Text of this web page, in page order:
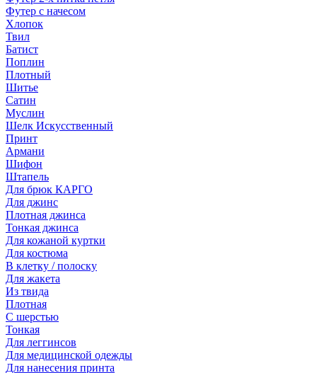
Футер с начесом
Хлопок
Твил
Батист
Поплин
Плотный
Шитье
Сатин
Муслин
Шелк Искусственный
Принт
Армани
Шифон
Штапель
Для брюк КАРГО
Для джинс
Плотная джинса
Тонкая джинса
Для кожаной куртки
Для костюма
В клетку / полоску
Для жакета
Из твида
Плотная
С шерстью
Тонкая
Для леггинсов
Для медицинской одежды
Для нанесения принта